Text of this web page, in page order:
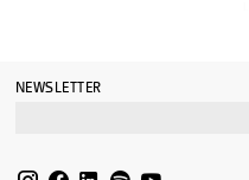
NEWSLETTER